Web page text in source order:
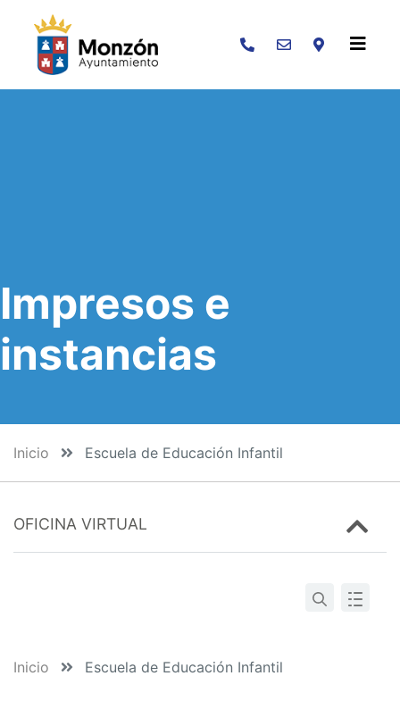
Buscar
Impresos e
instancias
Inicio Escuela de Educación Infantil
OFICINA VIRTUAL
Inicio Escuela de Educación Infantil